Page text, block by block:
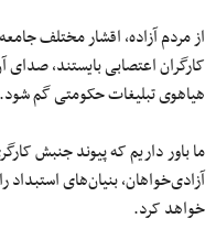
از مردم آزاده، اقشار مختلف
کارگران اعتصابی بایستند،
هیاهوی تبلیغات حکومتی گم شود.
ما باور داریم که پیوند جنبش
آزادی‌خواهان، بنیان‌های
خواهد کرد.